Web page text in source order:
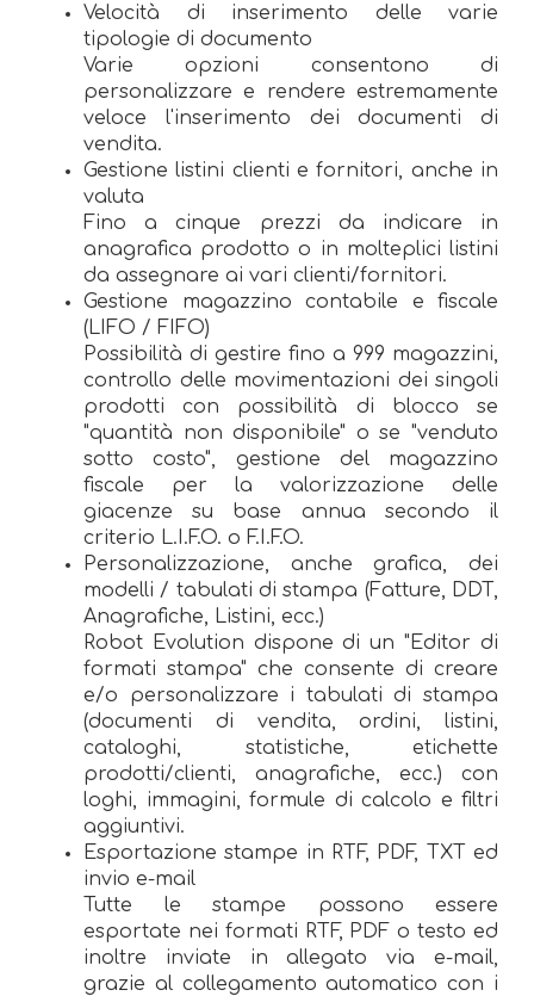
Velocità di inserimento delle varie
tipologie di documento
Varie opzioni consentono di
personalizzare e rendere estremamente
veloce l'inserimento dei documenti di
vendita.
Gestione listini clienti e fornitori, anche in
valuta
Fino a cinque prezzi da indicare in
anagrafica prodotto o in molteplici listini
da assegnare ai vari clienti/fornitori.
Gestione magazzino contabile e fiscale
(LIFO / FIFO)
Possibilità di gestire fino a 999 magazzini,
controllo delle movimentazioni dei singoli
prodotti con possibilità di blocco se
"quantità non disponibile" o se "venduto
sotto costo", gestione del magazzino
fiscale per la valorizzazione delle
giacenze su base annua secondo il
criterio L.I.F.O. o F.I.F.O.
Personalizzazione, anche grafica, dei
modelli / tabulati di stampa (Fatture, DDT,
Anagrafiche, Listini, ecc.)
Robot Evolution dispone di un "Editor di
formati stampa" che consente di creare
e/o personalizzare i tabulati di stampa
(documenti di vendita, ordini, listini,
cataloghi, statistiche, etichette
prodotti/clienti, anagrafiche, ecc.) con
loghi, immagini, formule di calcolo e filtri
aggiuntivi.
Esportazione stampe in RTF, PDF, TXT ed
invio e-mail
Tutte le stampe possono essere
esportate nei formati RTF, PDF o testo ed
inoltre inviate in allegato via e-mail,
grazie al collegamento automatico con i